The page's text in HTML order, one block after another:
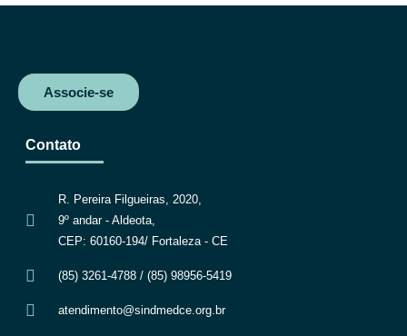
Associe-se
Contato
R. Pereira Filgueiras, 2020,
9º andar - Aldeota,
CEP: 60160-194/ Fortaleza - CE
(85) 3261-4788 / (85) 98956-5419
atendimento@sindmedce.org.br